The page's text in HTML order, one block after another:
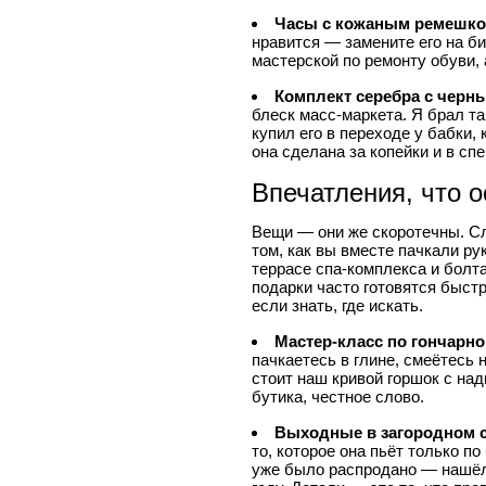
Часы с кожаным
нравится — замените его на
мастерской по ремонту
Комплект серебра с
блеск масс-маркета. Я брал
купил его в переходе у
она сделана за копейки и в
Впечатления, что
Вещи — они же скоротечны.
том, как вы вместе пачкали
террасе спа-комплекса и
подарки часто готовятся
если знать, где искать.
Мастер-класс по
пачкаетесь в глине,
стоит наш кривой горшок с
бутика, честное слово.
Выходные в загородном
то, которое она пьёт только
уже было распродано —